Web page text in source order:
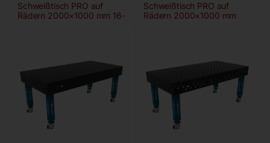
Schweißtisch PRO auf
Rädern 2000×1000 mm 16-
Schweißtisch PRO auf
Rädern 2000×1000 mm